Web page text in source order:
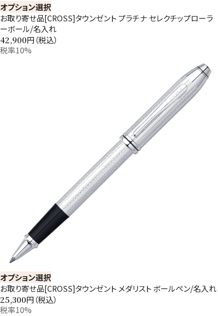
オプション選択
お取り寄せ品[CROSS]タウンゼント プラチナ セレクチップローラ
ーボール/名入れ
42,900円（税込）
税率10%
オプション選択
お取り寄せ品[CROSS]タウンゼント メダリスト ボールペン/名入れ
25,300円（税込）
税率10%